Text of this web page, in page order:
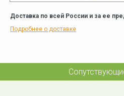
Доставка по всей России и за ее
Подробнее о доставке